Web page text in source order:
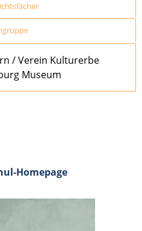
/ Verein Kulturerbe
Museum
Homepage